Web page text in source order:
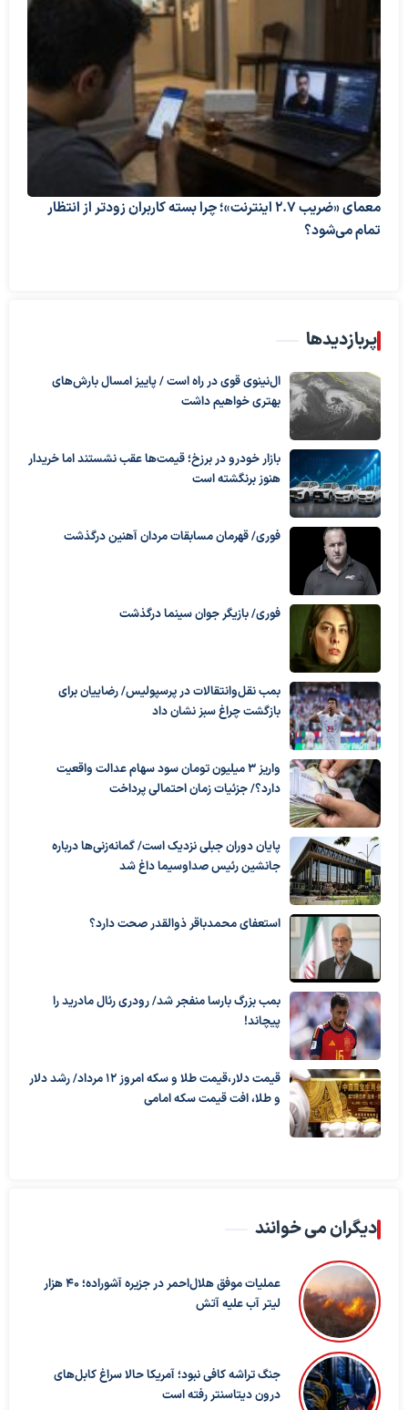
معمای «ضریب ۲.۷ اینترنت»؛ چرا بسته کاربران زودتر از انتظار
تمام می‌شود؟
پربازدیدها
ال‌نینوی قوی در راه است / پاییز امسال بارش‌های
بهتری خواهیم داشت
بازار خودرو در برزخ؛ قیمت‌ها عقب نشستند اما خریدار
هنوز برنگشته است
فوری/ قهرمان مسابقات مردان آهنین درگذشت
فوری/ بازیگر جوان سینما درگذشت
بمب نقل‌وانتقالات در پرسپولیس/ رضاییان برای
بازگشت چراغ سبز نشان داد
واریز ۳ میلیون تومان سود سهام عدالت واقعیت
دارد؟/ جزئیات زمان احتمالی پرداخت
پایان دوران جبلی نزدیک است/ گمانه‌زنی‌ها درباره
جانشین رئیس صداوسیما داغ شد
استعفای محمدباقر ذوالقدر صحت دارد؟
بمب بزرگ بارسا منفجر شد/ رودری رئال مادرید را
پیچاند!
قیمت دلار،قیمت طلا و سکه امروز ۱۲ مرداد/ رشد دلار
و طلا، افت قیمت سکه امامی
دیگران می خوانند
عملیات موفق هلال‌احمر در جزیره آشوراده؛ ۴۰ هزار
لیتر آب علیه آتش
جنگ تراشه کافی نبود؛ آمریکا حالا سراغ کابل‌های
درون دیتاسنتر رفته است